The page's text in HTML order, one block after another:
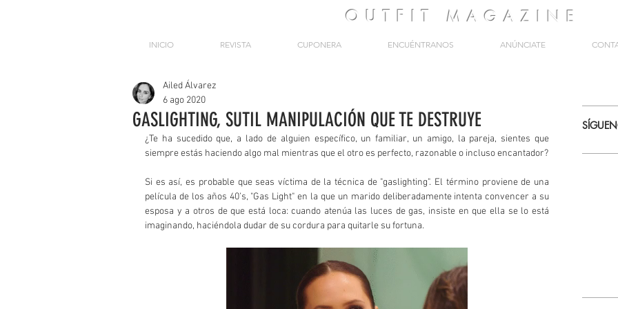
OUTFIT MAGAZINE
INICIO REVISTA CUPONERA ENCUÉNTRANOS ANÚNCIATE
GASLIGHTING, SUTIL MANIPULACIÓN QUE TE DESTRUYE
Ailed Álvarez
6 ago 2020
¿Te ha sucedido que, a lado de alguien específico, un familiar, un amigo, la pareja, sientes que
siempre estás haciendo algo mal mientras que el otro es perfecto, razonable o incluso encantador?
Si es así, es probable que seas víctima de la técnica de "gaslighting". El término proviene de una
película de los años 40’s, "Gas Light" en la que un marido deliberadamente intenta convencer a su
esposa y a otros de que está loca: cuando atenúa las luces de gas, insiste en que ella se lo está
imaginando, haciéndola dudar de su cordura para quitarle su fortuna.